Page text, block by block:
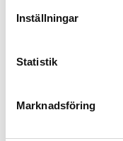
Inställningar
Statistik
Marknadsföring
ELIAS JEMALS
ATT FÅ SPELA SÅ HÄR”